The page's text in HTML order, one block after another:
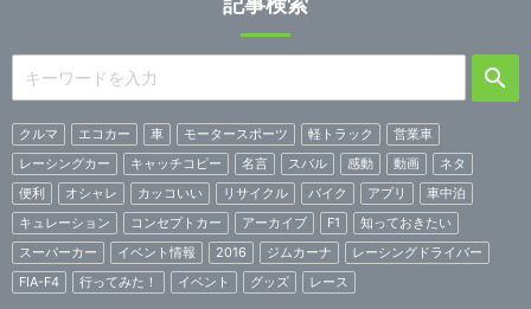
クルマ エコカー 車 モータースポーツ 軽トラック
営業車
レーシングカー
キャッチコピー 名言 スバル 感動 動画
ネタ
便利
オシャレ カッコいい リサイクル バイク アプリ
車中泊
キュレーション
コンセプトカー アーカイブ F1
知っておきたい
スーパーカー
イベント情報 2016 ジムカーナ
レーシングドライバー
FIA-F4
行ってみた！ イベント グッズ レース